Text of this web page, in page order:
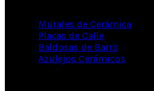
Murales de Cerámica
Placas de Calle
Baldosas de Barro
Azulejos Cerámicos